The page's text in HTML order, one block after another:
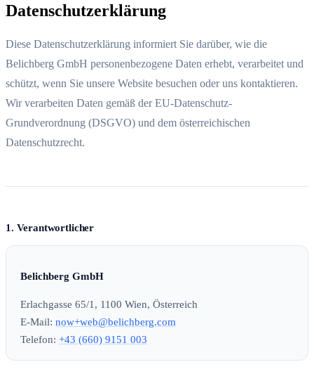
Datenschutzerklärung
Diese Datenschutzerklärung informiert Sie darüber, wie die
Belichberg GmbH personenbezogene Daten erhebt, verarbeitet und
schützt, wenn Sie unsere Website besuchen oder uns kontaktieren.
Wir verarbeiten Daten gemäß der EU-Datenschutz-
Grundverordnung (DSGVO) und dem österreichischen
Datenschutzrecht.
1. Verantwortlicher
Belichberg GmbH
Erlachgasse 65/1, 1100 Wien, Österreich
E-Mail: now+web@belichberg.com
Telefon: +43 (660) 9151 003